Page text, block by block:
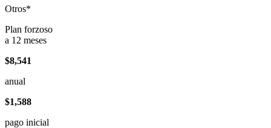
Otros*
Plan forzoso
a 12 meses
$8,541
anual
$1,588
pago inicial